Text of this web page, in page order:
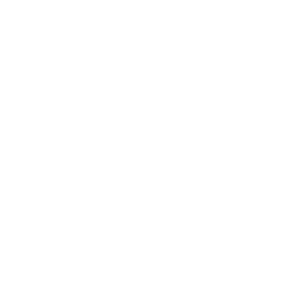
Made By
haak- en breiwerken naar
Overweeg dan onze